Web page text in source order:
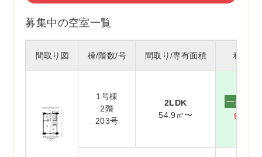
募集中の空室一覧
間取り図 棟/階数/号 間取り/専有面積 種別/
1号棟
2階
203号
2LDK
54.9㎡〜
一般賃貸